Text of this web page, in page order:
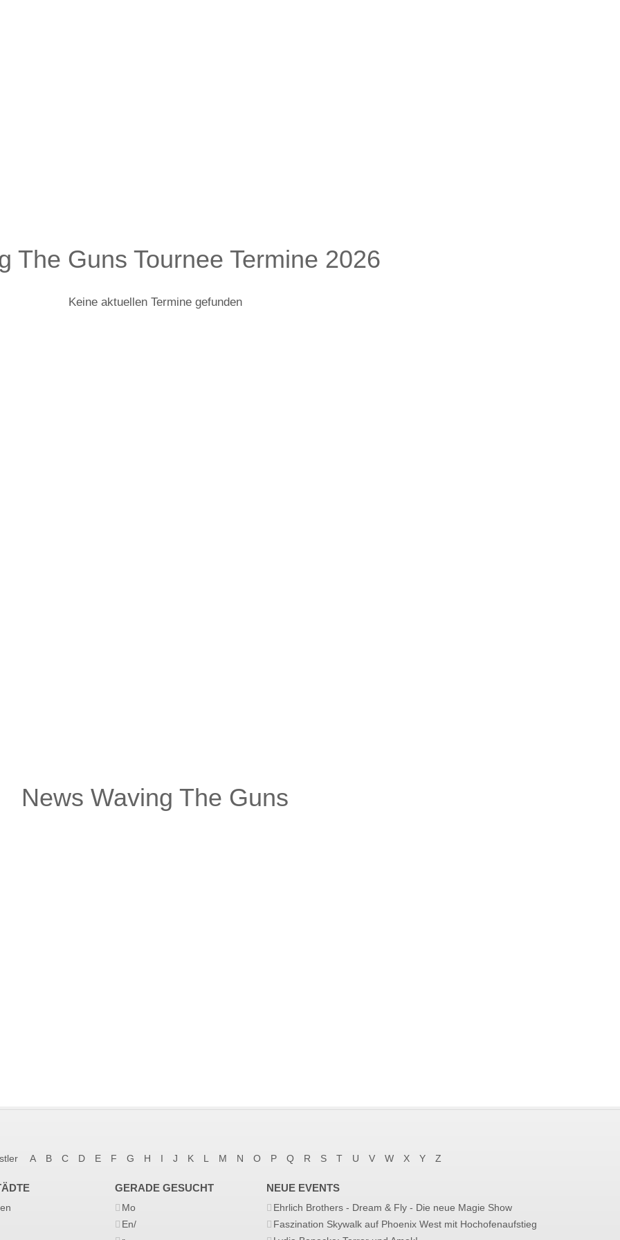
The Guns Tournee Termine 2026
Keine aktuellen Termine gefunden
News Waving The Guns
A B C D E F G H I J K L M N O P Q R S T U V W X Y Z
GERADE GESUCHT
Mo
En/
NEUE EVENTS
Ehrlich Brothers - Dream & Fly - Die neue Magie Show
Faszination Skywalk auf Phoenix West mit Hochofenaufstieg